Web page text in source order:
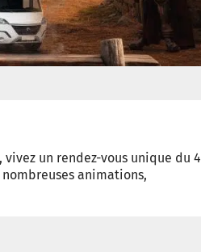
un rendez-vous unique du 4
animations,